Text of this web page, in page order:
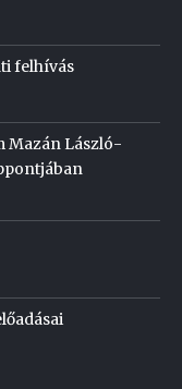
felhívás
Mazán László-